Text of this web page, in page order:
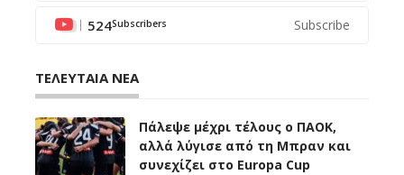
524Subscribers Subscribe
ΤΕΛΕΥΤΑΙΑ ΝΕΑ
Πάλεψε μέχρι τέλους ο ΠΑΟΚ,
αλλά λύγισε από τη Μπραν και
συνεχίζει στο Europa Cup